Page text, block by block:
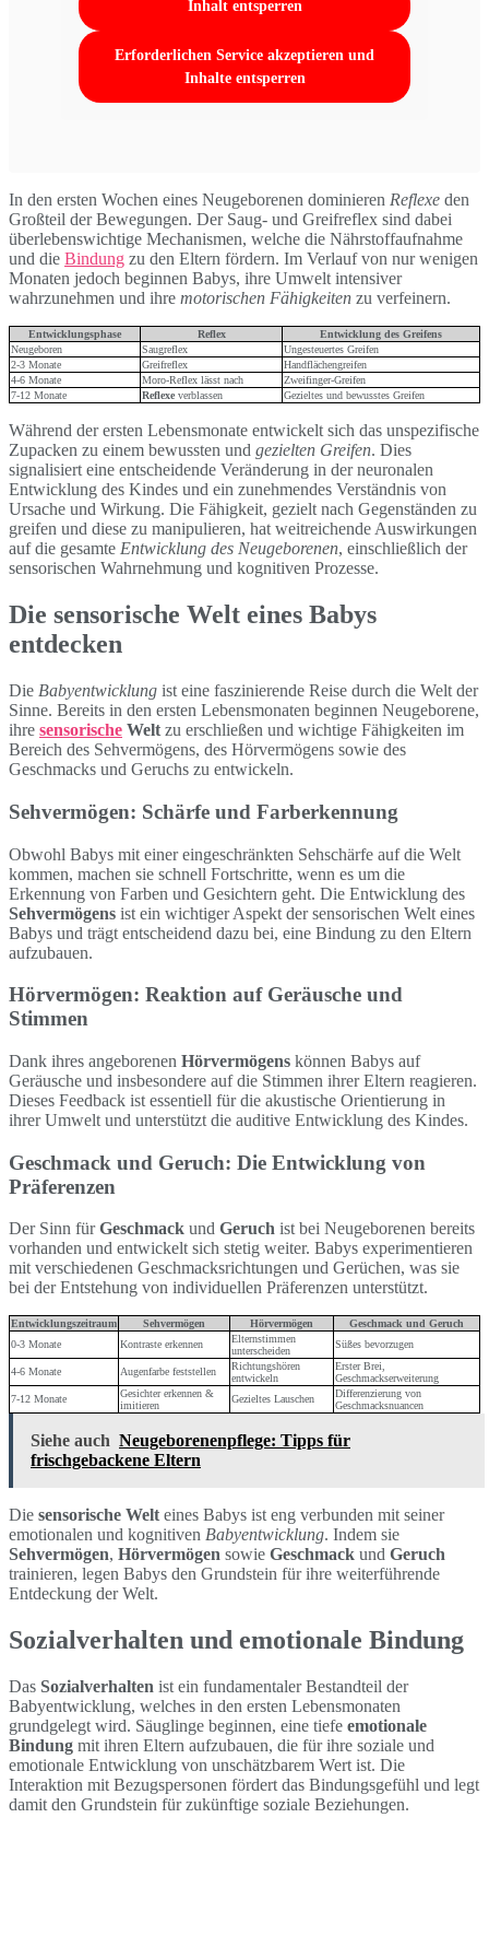
Inhalt entsperren
Erforderlichen Service akzeptieren und
Inhalte entsperren
In den ersten Wochen eines Neugeborenen dominieren Reflexe den
Großteil der Bewegungen. Der Saug- und Greifreflex sind dabei
überlebenswichtige Mechanismen, welche die Nährstoffaufnahme
und die Bindung zu den Eltern fördern. Im Verlauf von nur wenigen
Monaten jedoch beginnen Babys, ihre Umwelt intensiver
wahrzunehmen und ihre motorischen Fähigkeiten zu verfeinern.
Entwicklungsphase Reflex
Entwicklung des Greifens
Neugeboren
Saugreflex
Ungesteuertes Greifen
2-3 Monate
Greifreflex
Handflächengreifen
4-6 Monate
Moro-Reflex lässt nach
Zweifinger-Greifen
7-12 Monate
Reflexe verblassen Gezieltes und bewusstes Greifen
Während der ersten Lebensmonate entwickelt sich das unspezifische
Zupacken zu einem bewussten und gezielten Greifen. Dies
signalisiert eine entscheidende Veränderung in der neuronalen
Entwicklung des Kindes und ein zunehmendes Verständnis von
Ursache und Wirkung. Die Fähigkeit, gezielt nach Gegenständen zu
greifen und diese zu manipulieren, hat weitreichende Auswirkungen
auf die gesamte Entwicklung des Neugeborenen, einschließlich der
sensorischen Wahrnehmung und kognitiven Prozesse.
Die sensorische Welt eines Babys
entdecken
Die Babyentwicklung ist eine faszinierende Reise durch die Welt der
Sinne. Bereits in den ersten Lebensmonaten beginnen Neugeborene,
ihre sensorische Welt zu erschließen und wichtige Fähigkeiten im
Bereich des Sehvermögens, des Hörvermögens sowie des
Geschmacks und Geruchs zu entwickeln.
Sehvermögen: Schärfe und Farberkennung
Obwohl Babys mit einer eingeschränkten Sehschärfe auf die Welt
kommen, machen sie schnell Fortschritte, wenn es um die
Erkennung von Farben und Gesichtern geht. Die Entwicklung des
Sehvermögens ist ein wichtiger Aspekt der sensorischen Welt eines
Babys und trägt entscheidend dazu bei, eine Bindung zu den Eltern
aufzubauen.
Hörvermögen: Reaktion auf Geräusche und
Stimmen
Dank ihres angeborenen Hörvermögens können Babys auf
Geräusche und insbesondere auf die Stimmen ihrer Eltern reagieren.
Dieses Feedback ist essentiell für die akustische Orientierung in
ihrer Umwelt und unterstützt die auditive Entwicklung des Kindes.
Geschmack und Geruch: Die Entwicklung von
Präferenzen
Der Sinn fürGeschmack und Geruch ist bei Neugeborenen bereits
vorhanden und entwickelt sich stetig weiter. Babys experimentieren
mit verschiedenen Geschmacksrichtungen und Gerüchen, was sie
bei der Entstehung von individuellen Präferenzen unterstützt.
Entwicklungszeitraum Sehvermögen Hörvermögen
Geschmack und Geruch
0-3 Monate
Kontraste erkennen
Elternstimmen
unterscheiden
Süßes bevorzugen
4-6 Monate Augenfarbe feststellen
Richtungshören
entwickeln
Erster Brei,
Geschmackserweiterung
7-12 Monate
Gesichter erkennen &
imitieren
Gezieltes Lauschen
Differenzierung von
Geschmacksnuancen
Siehe auch Neugeborenenpflege: Tipps für
frischgebackene Eltern
Die sensorische Welteines Babys ist eng verbunden mit seiner
emotionalen und kognitiven Babyentwicklung. Indem sie
Sehvermögen, Hörvermögen sowie Geschmack und Geruch
trainieren, legen Babys den Grundstein für ihre weiterführende
Entdeckung der Welt.
Sozialverhalten und emotionale Bindung
Das Sozialverhalten ist ein fundamentaler Bestandteil der
Babyentwicklung, welches in den ersten Lebensmonaten
grundgelegt wird. Säuglinge beginnen, eine tiefe emotionale
Bindung mit ihren Eltern aufzubauen, die für ihre soziale und
emotionale Entwicklung von unschätzbarem Wert ist. Die
Interaktion mit Bezugspersonen fördert das Bindungsgefühl und legt
damit den Grundstein für zukünftige soziale Beziehungen.